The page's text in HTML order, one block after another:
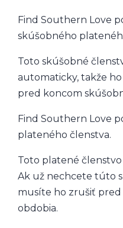
Find Southern Love
skúšobného
Toto skúšobné
automaticky, takže
pred koncom
Find Southern Love
plateného členstva.
Toto platené
Ak už nechcete túto
musíte ho zrušiť
obdobia.